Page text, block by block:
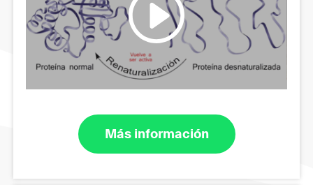
Más información